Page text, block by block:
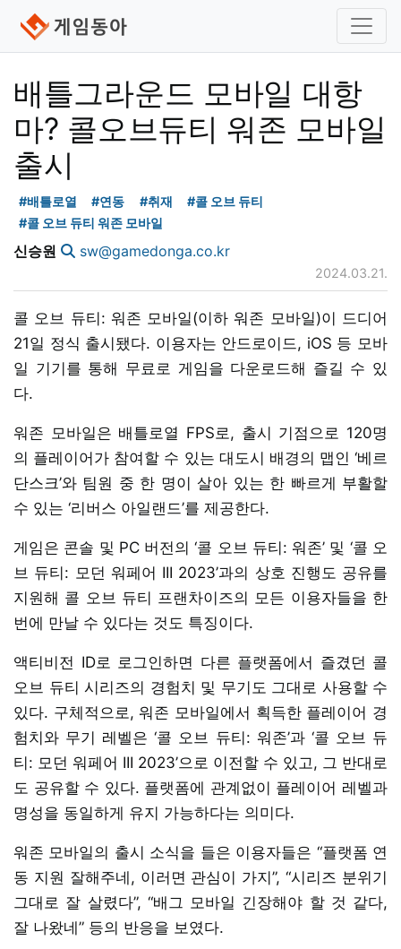
배틀그라운드 모바일 대항
마? 콜오브듀티 워존 모바일
출시
#배틀로열 #연동 #취재
#콜 오브 듀티
#콜 오브 듀티 워존 모바일
신승원 sw@gamedonga.co.kr
2024.03.21.
콜 오브 듀티: 워존 모바일(이하 워존 모바일)이 드디어
21일 정식 출시됐다. 이용자는 안드로이드, iOS 등 모바
일 기기를 통해 무료로 게임을 다운로드해 즐길 수 있
다.
워존 모바일은 배틀로열 FPS로, 출시 기점으로 120명
의 플레이어가 참여할 수 있는 대도시 배경의 맵인 ‘베르
단스크’와 팀원 중 한 명이 살아 있는 한 빠르게 부활할
수 있는 ‘리버스 아일랜드’를 제공한다.
게임은 콘솔 및 PC 버전의 ‘콜 오브 듀티: 워존’ 및 ‘콜 오
브 듀티: 모던 워페어 III 2023’과의 상호 진행도 공유를
지원해 콜 오브 듀티 프랜차이즈의 모든 이용자들을 한
번에 만날 수 있다는 것도 특징이다.
액티비전 ID로 로그인하면 다른 플랫폼에서 즐겼던 콜
오브 듀티 시리즈의 경험치 및 무기도 그대로 사용할 수
있다. 구체적으로, 워존 모바일에서 획득한 플레이어 경
험치와 무기 레벨은 ‘콜 오브 듀티: 워존’과 ‘콜 오브 듀
티: 모던 워페어 III 2023’으로 이전할 수 있고, 그 반대로
도 공유할 수 있다. 플랫폼에 관계없이 플레이어 레벨과
명성을 동일하게 유지 가능하다는 의미다.
워존 모바일의 출시 소식을 들은 이용자들은 “플랫폼 연
동 지원 잘해주네, 이러면 관심이 가지”, “시리즈 분위기
그대로 잘 살렸다”, “배그 모바일 긴장해야 할 것 같다,
잘 나왔네” 등의 반응을 보였다.